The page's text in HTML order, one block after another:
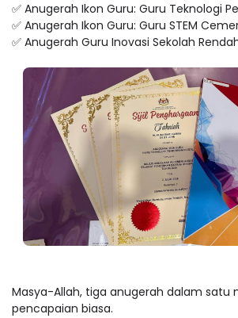
✅ Anugerah Ikon Guru: Guru Teknologi
✅ Anugerah Ikon Guru: Guru STEM
✅ Anugerah Guru Inovasi Sekolah
Masya-Allah, tiga anugerah dalam satu
pencapaian biasa.